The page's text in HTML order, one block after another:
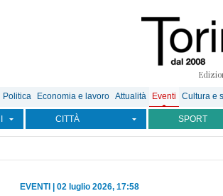
Politica Economia e lavoro Attualità Eventi Cultura e
CITTÀ SPORT
EVENTI 02 luglio 2026, 17:58